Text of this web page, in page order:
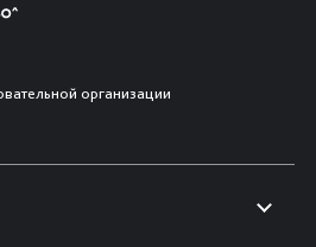
организации